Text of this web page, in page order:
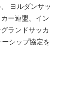
ヨルダンサッ
ー連盟、イン
ランドサッカ
シップ協定を